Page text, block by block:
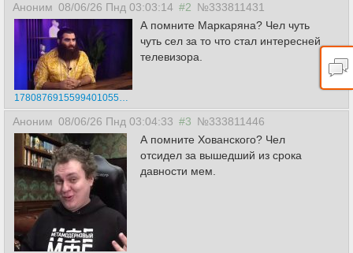
Аноним 08/06/26 Пнд 03:03:14 #2 №333811431
17808769155994010556506706408162.jpg
А помните Маркаряна? Чел чуть
чуть сел за то что стал интересней
телевизора.
Аноним 08/06/26 Пнд 03:04:33 #3 №333811446
А помните Хованского? Чел
отсидел за вышедший из срока
давности мем.